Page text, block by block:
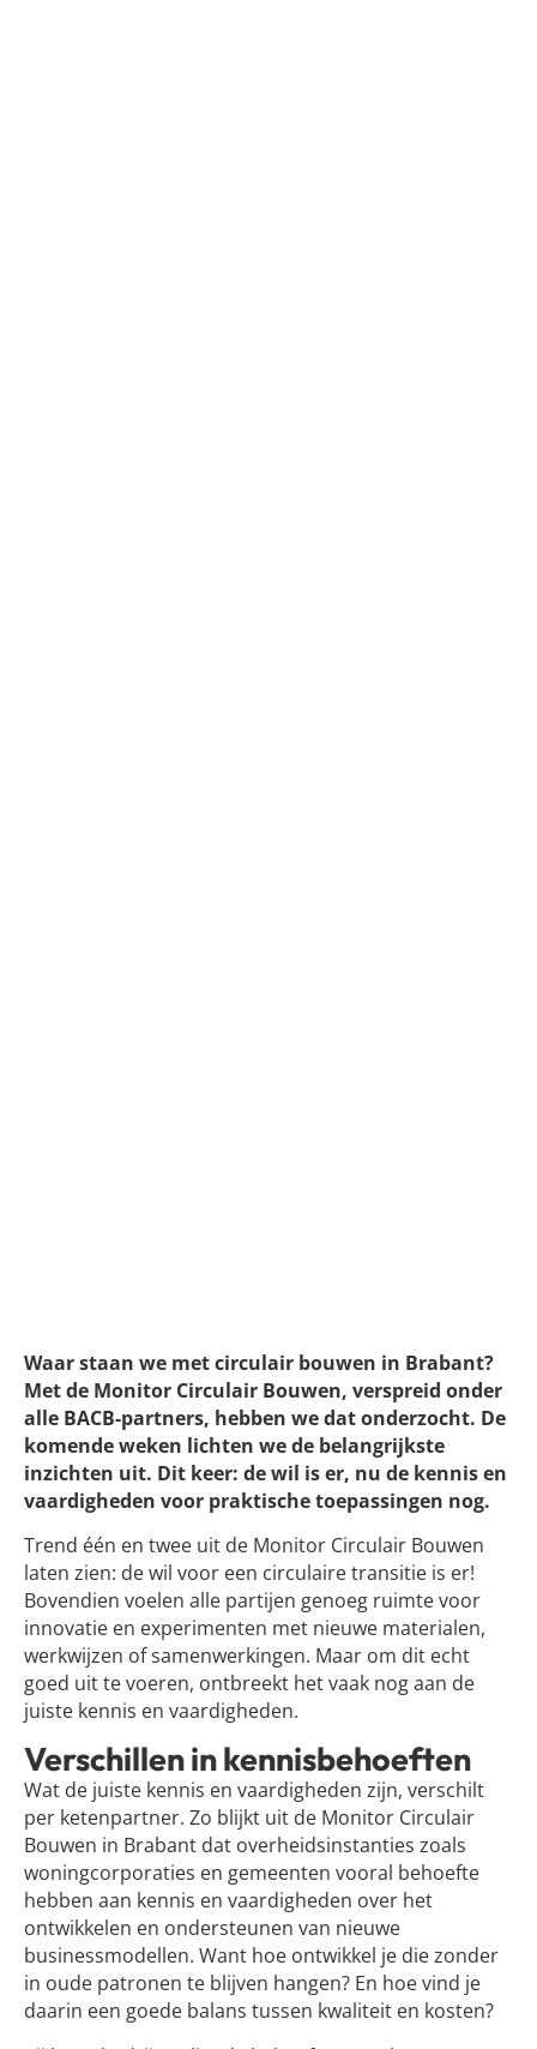
Waar staan we met circulair bouwen in Brabant?
Met de Monitor Circulair Bouwen, verspreid onder
alle BACB-partners, hebben we dat onderzocht. De
komende weken lichten we de belangrijkste
inzichten uit. Dit keer: de wil is er, nu de kennis en
vaardigheden voor praktische toepassingen nog.
Trend één en twee uit de Monitor Circulair Bouwen
laten zien: de wil voor een circulaire transitie is er!
Bovendien voelen alle partijen genoeg ruimte voor
innovatie en experimenten met nieuwe materialen,
werkwijzen of samenwerkingen. Maar om dit echt
goed uit te voeren, ontbreekt het vaak nog aan de
juiste kennis en vaardigheden.
Verschillen in kennisbehoeften
Wat de juiste kennis en vaardigheden zijn, verschilt
per ketenpartner. Zo blijkt uit de Monitor Circulair
Bouwen in Brabant dat overheidsinstanties zoals
woningcorporaties en gemeenten vooral behoefte
hebben aan kennis en vaardigheden over het
ontwikkelen en ondersteunen van nieuwe
businessmodellen. Want hoe ontwikkel je die zonder
in oude patronen te blijven hangen? En hoe vind je
daarin een goede balans tussen kwaliteit en kosten?